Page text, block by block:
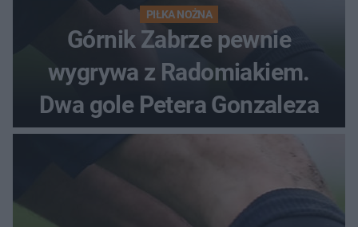
PIŁKA NOŻNA
Górnik Zabrze pewnie
wygrywa z Radomiakiem.
Dwa gole Petera Gonzaleza